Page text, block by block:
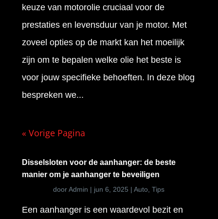
keuze van motorolie cruciaal voor de
prestaties en levensduur van je motor. Met
zoveel opties op de markt kan het moeilijk
zijn om te bepalen welke olie het beste is
voor jouw specifieke behoeften. In deze blog
bespreken we...
« Vorige Pagina
Disselsloten voor de aanhanger: de beste
manier om je aanhanger te beveiligen
doorAdmin | jun 6, 2025 |Auto ,Tips
Een aanhanger is een waardevol bezit en